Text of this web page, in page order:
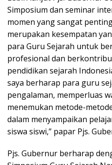
Simposium dan seminar
momen yang sangat
merupakan kesempatan
para Guru Sejarah untuk
profesional dan
pendidikan sejarah
saya berharap para guru
pengalaman, memperluas
menemukan metode-
dalam menyampaikan
siswa siswi,” papar Pjs.
Pjs. Gubernur berharap